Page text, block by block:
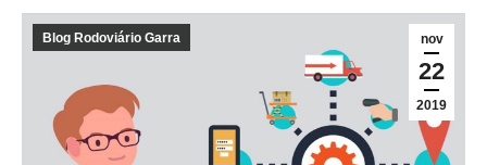
nov
22
2019
Blog Rodoviário Garra